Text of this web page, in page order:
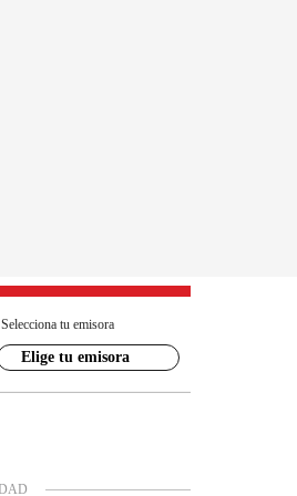
Selecciona tu emisora
Elige tu emisora